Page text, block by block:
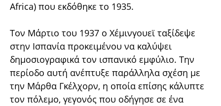
Africa) που εκδόθηκε το 1935.
Τον Μάρτιο του 1937 ο Χέμινγουεϊ ταξίδεψε
στην Ισπανία προκειμένου να καλύψει
δημοσιογραφικά τον ισπανικό εμφύλιο. Την
περίοδο αυτή ανέπτυξε παράλληλα σχέση με
την Μάρθα Γκέλχορν, η οποία επίσης κάλυπτε
τον πόλεμο, γεγονός που οδήγησε σε ένα